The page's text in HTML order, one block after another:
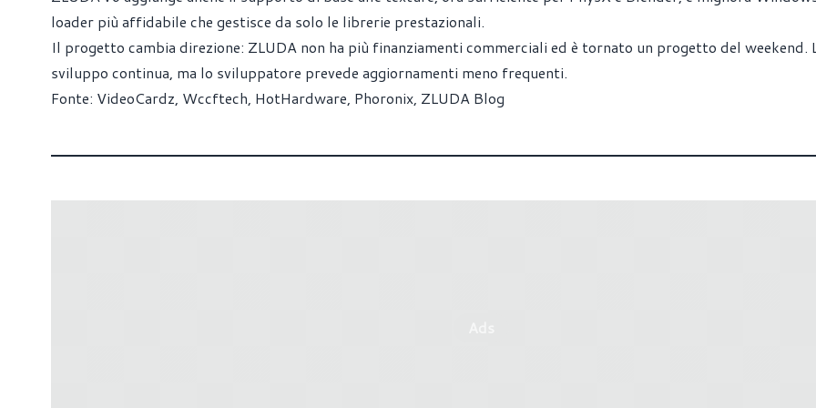
loader più affidabile che gestisce da solo le librerie prestazionali.
Il progetto cambia direzione: ZLUDA non ha più finanziamenti commerciali ed è tornato un progetto del weekend.
sviluppo continua, ma lo sviluppatore prevede aggiornamenti meno frequenti.
Fonte: VideoCardz, Wccftech, HotHardware, Phoronix, ZLUDA Blog